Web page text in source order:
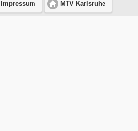
Impressum MTV Karlsruhe